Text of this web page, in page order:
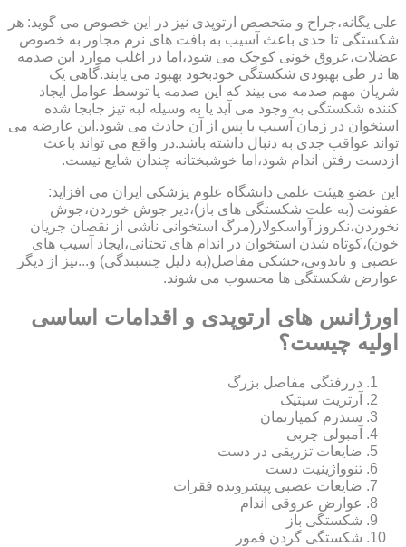
علی یگانه،جراح و متخصص ارتوپدی نیز در این خصوص می گوید: هر
شکستگی تا حدی باعث آسیب به بافت های نرم مجاور به خصوص
عضلات،عروق خونی کوچک می شود،اما در اغلب موارد این صدمه
ها در طی بهبودی شکستگی خودبخود بهبود می یابند.گاهی یک
شریان مهم صدمه می بیند که این صدمه یا توسط عوامل ایجاد
کننده شکستگی به وجود می آید یا به وسیله لبه تیز جابجا شده
استخوان در زمان آسیب یا پس از آن حادث می شود.این عارضه می
تواند عواقب جدی به دنبال داشته باشد.در واقع می تواند باعث
ازدست رفتن اندام شود،اما خوشبختانه چندان شایع نیست.
این عضو هیئت علمی دانشگاه علوم پزشکی ایران می افزاید:
عفونت (به علت شکستگی های باز)،دیر جوش خوردن،جوش
نخوردن،نکروز آواسکولار(مرگ استخوانی ناشی از نقصان جریان
خون)،کوتاه شدن استخوان در اندام های تحتانی،ایجاد آسیب های
عصبی و تاندونی،خشکی مفاصل(به دلیل چسبندگی) و...نیز از دیگر
عوارض شکستگی ها محسوب می شوند.
اورژانس های ارتوپدی و اقدامات اساسی
اولیه چیست؟
دررفتگی مفاصل بزرگ
آرتریت سپتیک
سندرم کمپارتمان
آمبولی چربی
ضایعات تزریقی در دست
تنوواژینیت دست
ضایعات عصبی پیشرونده فقرات
عوارض عروقی اندام
شکستگی باز
شکستگی گردن فمور